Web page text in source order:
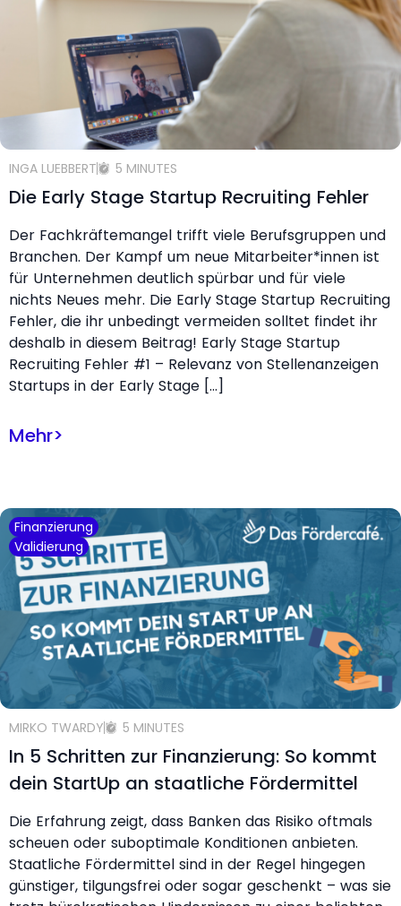
INGA LUEBBERT 5 MINUTES
Die Early Stage Startup Recruiting Fehler
Der Fachkräftemangel trifft viele Berufsgruppen und
Branchen. Der Kampf um neue Mitarbeiter*innen ist
für Unternehmen deutlich spürbar und für viele
nichts Neues mehr. Die Early Stage Startup Recruiting
Fehler, die ihr unbedingt vermeiden solltet findet ihr
deshalb in diesem Beitrag! Early Stage Startup
Recruiting Fehler #1 – Relevanz von Stellenanzeigen
Startups in der Early Stage […]
Mehr>
Finanzierung
Validierung
MIRKO TWARDY 5 MINUTES
In 5 Schritten zur Finanzierung: So kommt
dein StartUp an staatliche Fördermittel
Die Erfahrung zeigt, dass Banken das Risiko oftmals
scheuen oder suboptimale Konditionen anbieten.
Staatliche Fördermittel sind in der Regel hingegen
günstiger, tilgungsfrei oder sogar geschenkt – was sie